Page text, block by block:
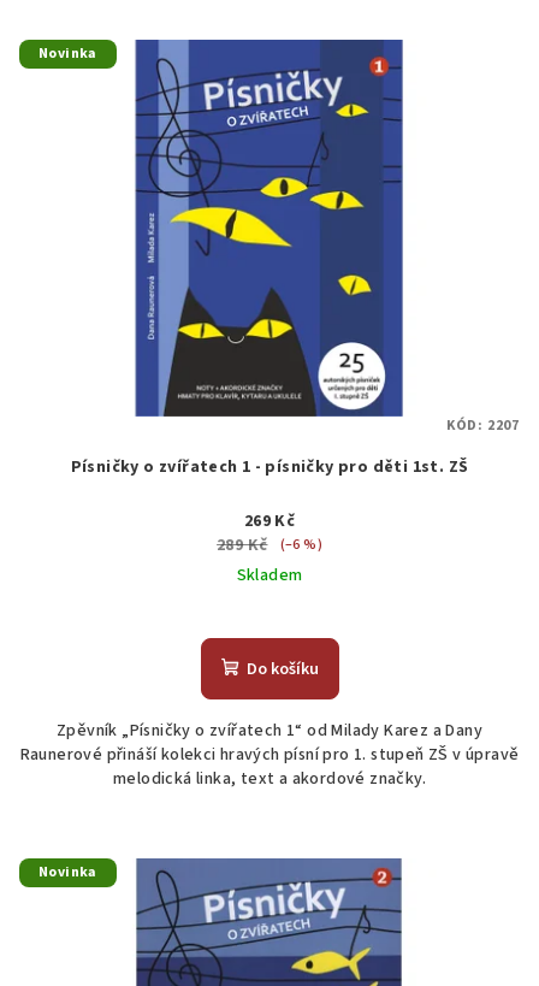
Novinka
Písničky o zvířatech 1 - písničky pro děti 1st. ZŠ
269 Kč
289 Kč
(–6 %)
Skladem
Do košíku
Zpěvník „Písničky o zvířatech 1“ od Milady Karez a Dany
Raunerové přináší kolekci hravých písní pro 1. stupeň ZŠ v úpravě
melodická linka, text a akordové značky.
KÓD: 2207
Novinka